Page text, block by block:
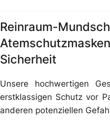
Reinraum-
Sicherheit
Unsere hochwertigen
erstklassigen Schutz vor
anderen potenziellen